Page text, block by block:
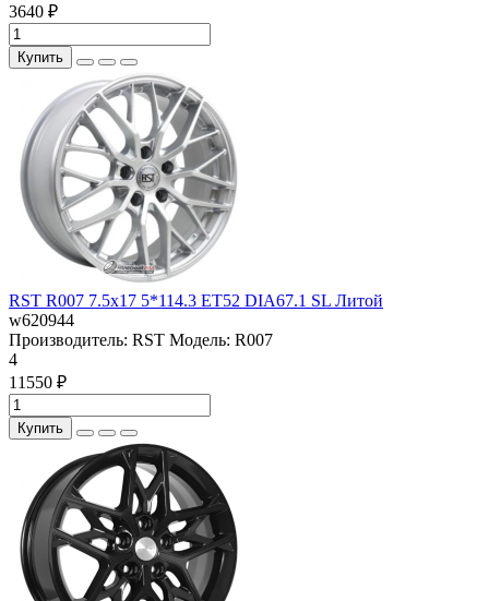
3640 ₽
Купить
RST R007 7.5x17 5*114.3 ET52 DIA67.1 SL Литой
w620944
Производитель: RST Модель: R007
4
11550 ₽
Купить